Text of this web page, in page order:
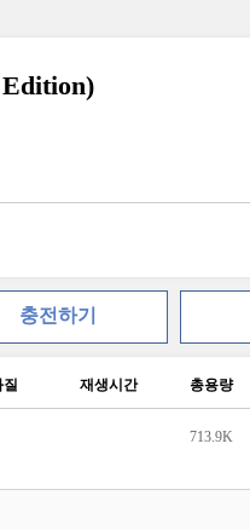
충전하기
질 재생시간 총용량
713.9K